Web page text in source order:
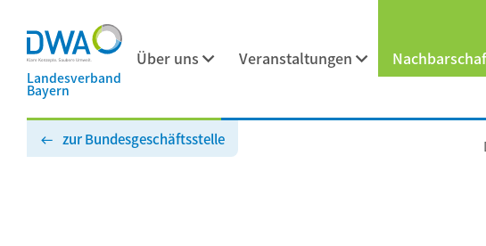
Landesverband
Bayern
Über uns Veranstaltungen
zur Bundesgeschäftsstelle